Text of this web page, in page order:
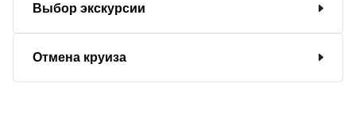
Выбор экскурсии
Отмена круиза